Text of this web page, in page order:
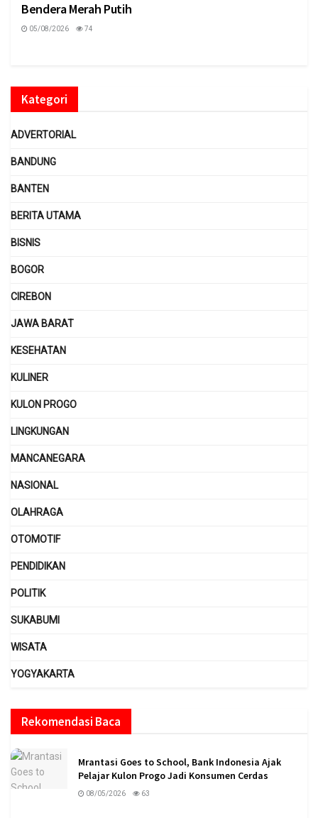
Bendera Merah Putih
05/08/2026 74
Kategori
ADVERTORIAL
BANDUNG
BANTEN
BERITA UTAMA
BISNIS
BOGOR
CIREBON
JAWA BARAT
KESEHATAN
KULINER
KULON PROGO
LINGKUNGAN
MANCANEGARA
NASIONAL
OLAHRAGA
OTOMOTIF
PENDIDIKAN
POLITIK
SUKABUMI
WISATA
YOGYAKARTA
Rekomendasi Baca
Mrantasi Goes to School, Bank Indonesia Ajak
Pelajar Kulon Progo Jadi Konsumen Cerdas
08/05/2026 63